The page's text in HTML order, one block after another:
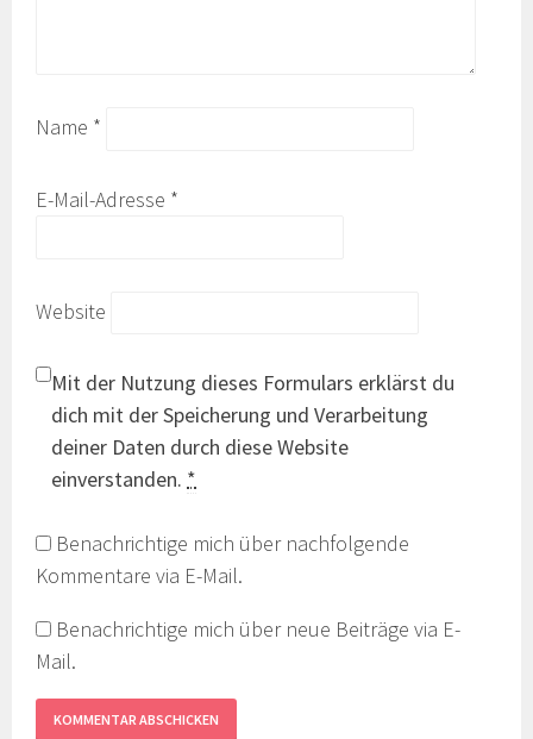
Name *
E-Mail-Adresse *
Website
Mit der Nutzung dieses Formulars erklärst du
dich mit der Speicherung und Verarbeitung
deiner Daten durch diese Website
einverstanden. *
Benachrichtige mich über nachfolgende
Kommentare via E-Mail.
Benachrichtige mich über neue Beiträge via E-
Mail.